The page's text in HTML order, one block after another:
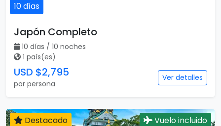
10 días
Japón Completo
10 días / 10 noches
1 país(es)
USD $2,795
por persona
Ver detalles
Destacado Vuelo incluido